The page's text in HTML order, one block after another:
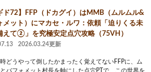
ド72】FFP（ドカグイ）はMMB（ムルムル&
メット）にマカセ・ルワ：依頼「迫りくる未
えて②」を究極安定点穴攻略（75VH）
2026.03.24更新
どうやって倒したかまったく覚えてないFFPに、ム
バフォメット村長を軸にした点穴PTで、この世界を